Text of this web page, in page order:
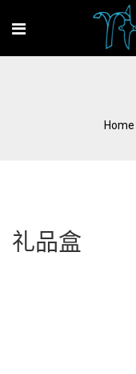
Home
礼品盒